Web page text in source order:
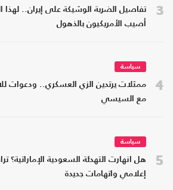
3
تفاصيل الضربة الوشيكة على إيران.. لهذا
أصيب الأمريكيون بالذهول
4
سياسة
ممثلات يرتدين الزي العسكري.. ودعوات
مع السيسي
5
سياسة
هل انهارت التهدئة السعودية الإماراتية؟
إعلامي واتهامات جديدة